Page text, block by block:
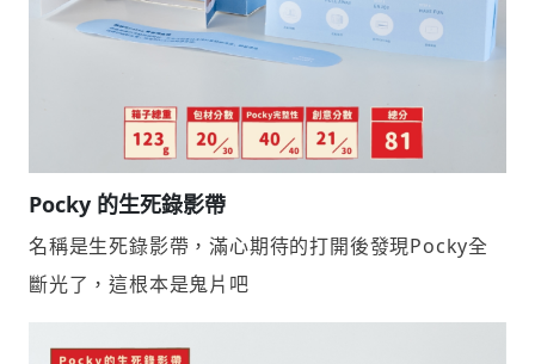
Pocky 的生死錄影帶
名稱是生死錄影帶，滿心期待的打開後發現Pocky全
斷光了，這根本是鬼片吧